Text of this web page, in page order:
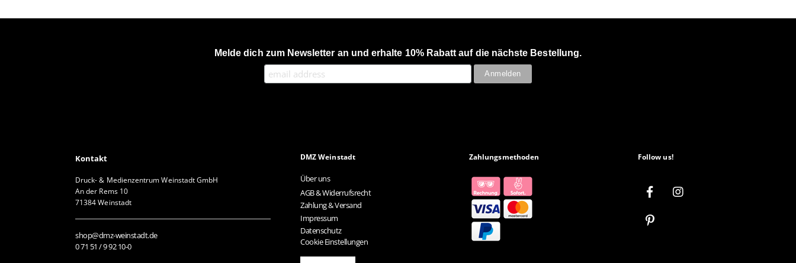
Melde dich zum Newsletter an und erhalte 10% Rabatt auf die nächste Bestellung.
Kontakt
Druck- & Medienzentrum Weinstadt GmbH
An der Rems 10
71384 Weinstadt
shop@dmz-weinstadt.de
0 71 51 / 9 92 10-0
DMZ Weinstadt
Über uns
AGB & Widerrufsrecht
Zahlung & Versand
Impressum
Datenschutz
Cookie Einstellungen
Zahlungsmethoden Follow us!